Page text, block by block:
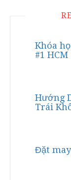
Khóa
#1 HCM
Hướng
Trái
Đặt